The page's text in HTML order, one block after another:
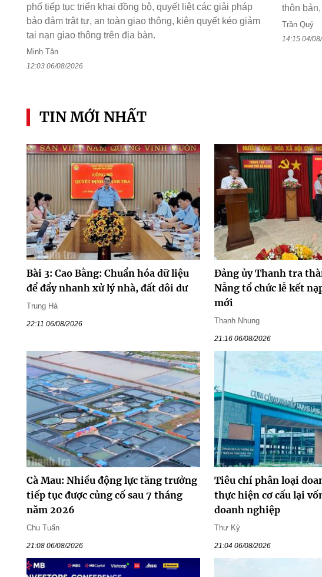
phố tiếp tục triển khai đồng bộ, quyết liệt các giải pháp
bảo đảm trật tự, an toàn giao thông, kiên quyết kéo giảm
tai nạn giao thông trên địa bàn.
Minh Tân
12:03 06/08/2026
thôn
Trần Quý
14:15 04/
TIN MỚI NHẤT
Bài 3: Cao Bằng: Chuẩn hóa dữ liệu
để đẩy nhanh xử lý nhà, đất dôi dư
Trung Hà
22:11 06/08/2026
Đảng ủy Thanh tra
Nẵng tổ chức lễ kết
mới
Thanh Nhung
21:16 06/08/2026
Cà Mau: Nhiều động lực tăng trưởng
tiếp tục được củng cố sau 7 tháng
năm 2026
Chu Tuấn
21:08 06/08/2026
Tiêu chí phân loại
thực hiện cơ cấu lại
doanh nghiệp
Thư Kỳ
21:04 06/08/2026